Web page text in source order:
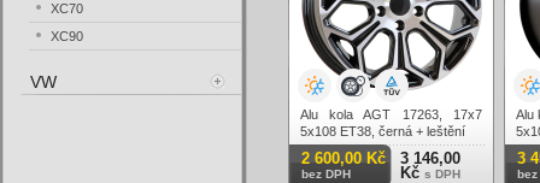
Alu kola AGT 17263, 17x7
5x108 ET38, černá + leštění
2 600,00 Kč
bez DPH
3 146,00
Kč s DPH
Alu
3
bez
XC70
XC90
VW